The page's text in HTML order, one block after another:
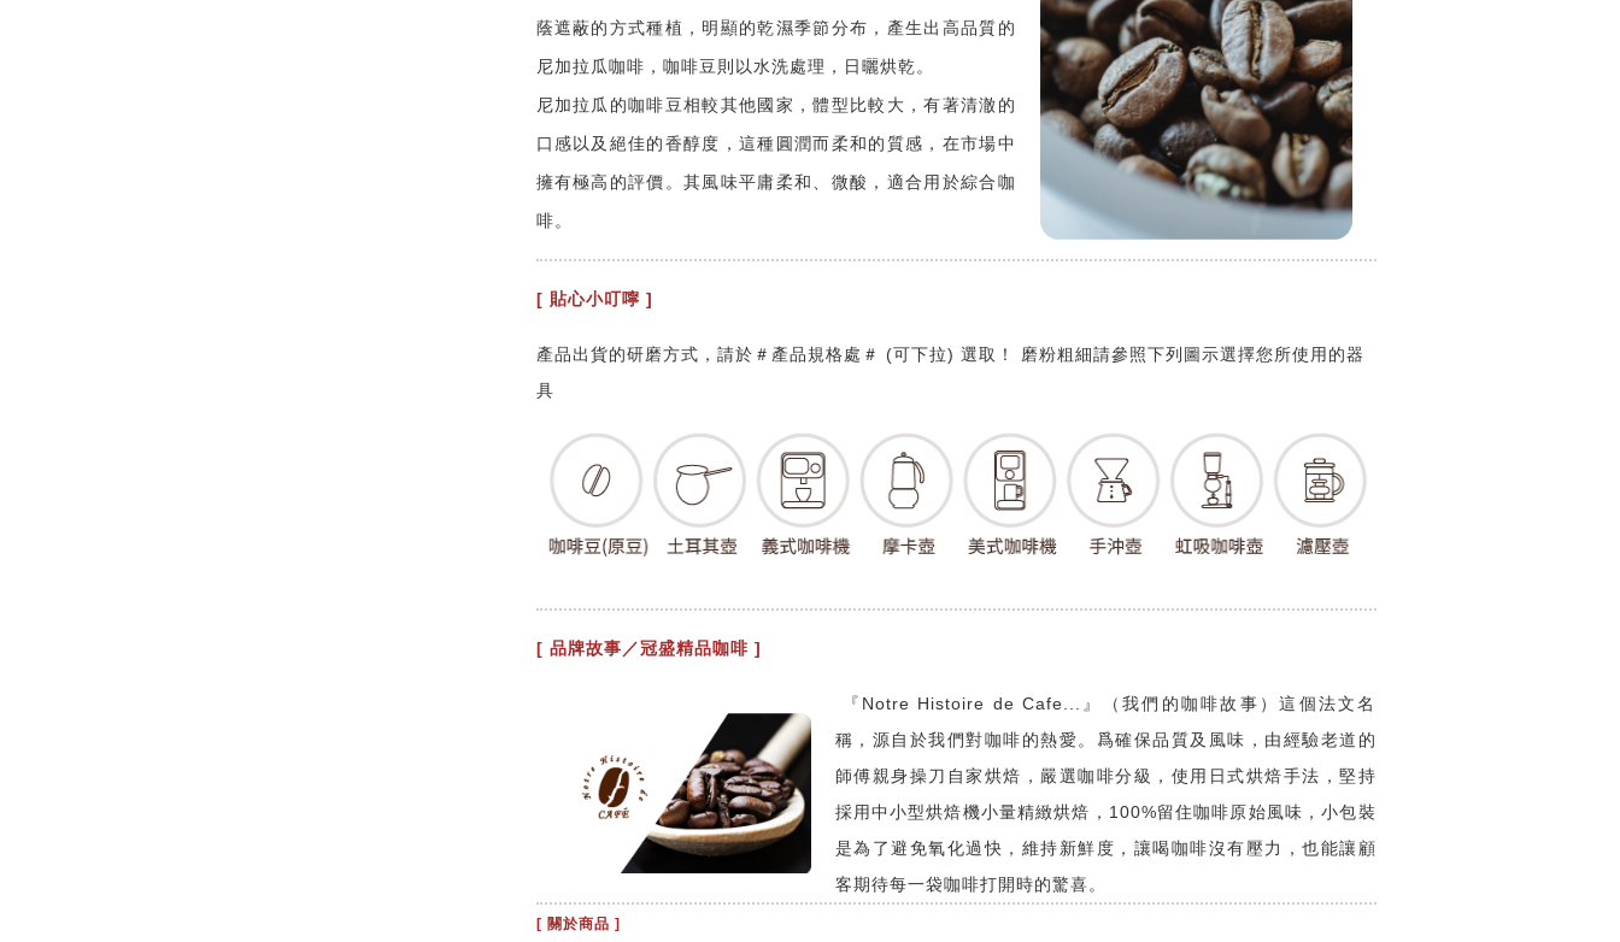
蔭遮蔽的方式種植，明顯的乾濕季節分布，產生出高品質的
尼加拉瓜咖啡，咖啡豆則以水洗處理，日曬烘乾。
尼加拉瓜的咖啡豆相較其他國家，體型比較大，有著清澈的
口感以及絕佳的香醇度，這種圓潤而柔和的質感，在市場中
擁有極高的評價。其風味平庸柔和、微酸，適合用於綜合咖
啡。
[ 貼心小叮嚀 ]
產品出貨的研磨方式，請於＃產品規格處＃ (可下拉) 選取！ 磨粉粗細請參照下列圖示選擇您所使用的器
具
[ 品牌故事／冠盛精品咖啡 ]
『Notre Histoire de Cafe...』（我們的咖啡故事）這個法文名
稱，源自於我們對咖啡的熱愛。爲確保品質及風味，由經驗老道的
師傅親身操刀自家烘焙，嚴選咖啡分級，使用日式烘焙手法，堅持
採用中小型烘焙機小量精緻烘焙，100%留住咖啡原始風味，小包裝
是為了避免氧化過快，維持新鮮度，讓喝咖啡沒有壓力，也能讓顧
客期待每一袋咖啡打開時的驚喜。
[ 關於商品 ]